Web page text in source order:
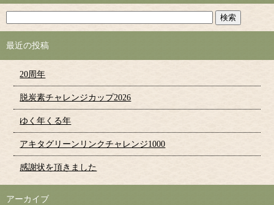
最近の投稿
20周年
脱炭素チャレンジカップ2026
ゆく年くる年
アキタグリーンリンクチャレンジ1000
感謝状を頂きました
アーカイブ